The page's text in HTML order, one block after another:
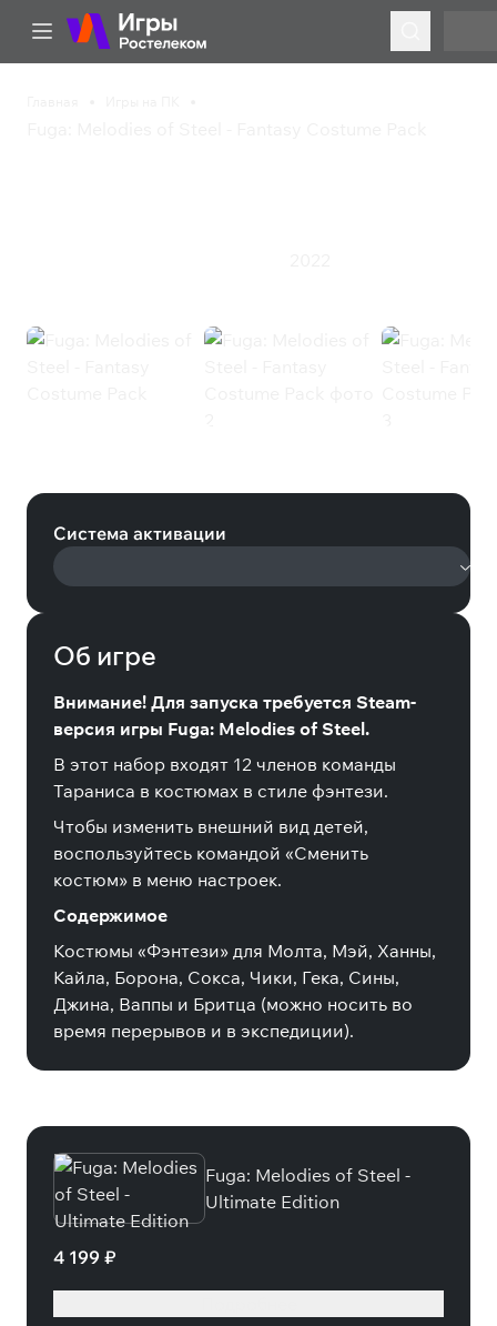
Система активации
Об игре
Внимание! Для запуска требуется Steam-
версия игры Fuga: Melodies of Steel.
В этот набор входят 12 членов команды
Тараниса в костюмах в стиле фэнтези.
Чтобы изменить внешний вид детей,
воспользуйтесь командой «Сменить
костюм» в меню настроек.
Содержимое
Костюмы «Фэнтези» для Молта, Мэй, Ханны,
Кайла, Борона, Сокса, Чики, Гека, Сины,
Джина, Ваппы и Бритца (можно носить во
время перерывов и в экспедиции).
Fuga: Melodies of Steel -
Ultimate Edition
4 199 ₽